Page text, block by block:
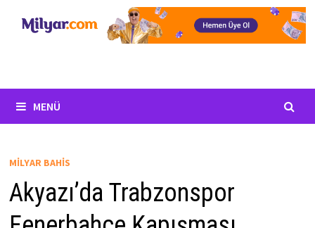
MENÜ
MILYAR BAHIS
Akyazı’da Trabzonspor